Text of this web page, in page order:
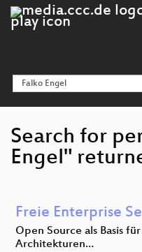
Search for
Engel"
Freie Enterprise
Open Source als Basis
Architekturen…